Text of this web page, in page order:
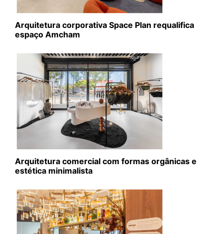
Arquitetura corporativa Space Plan requalifica
espaço Amcham
Arquitetura comercial com formas orgânicas e
estética minimalista